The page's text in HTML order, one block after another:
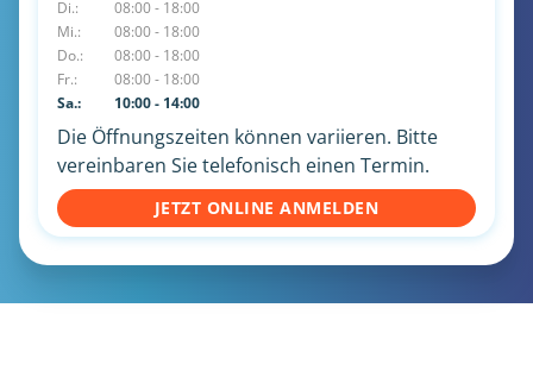
Di.:
08:00 - 18:00
Mi.:
08:00 - 18:00
Do.:
08:00 - 18:00
Fr.:
08:00 - 18:00
Sa.:
10:00 - 14:00
Die Öffnungszeiten können variieren. Bitte
vereinbaren Sie telefonisch einen Termin.
JETZT ONLINE ANMELDEN